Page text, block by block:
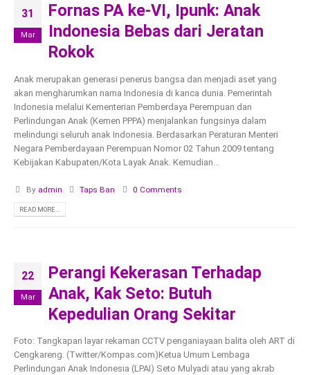
31
Mar
Fornas PA ke-VI, Ipunk: Anak
Indonesia Bebas dari Jeratan
Rokok
Anak merupakan generasi penerus bangsa dan menjadi aset yang
akan mengharumkan nama Indonesia di kanca dunia. Pemerintah
Indonesia melalui Kementerian Pemberdaya Perempuan dan
Perlindungan Anak (Kemen PPPA) menjalankan fungsinya dalam
melindungi seluruh anak Indonesia. Berdasarkan Peraturan Menteri
Negara Pemberdayaan Perempuan Nomor 02 Tahun 2009 tentang
Kebijakan Kabupaten/Kota Layak Anak. Kemudian...
By admin Taps Ban 0 Comments
READ MORE...
22
Mar
Perangi Kekerasan Terhadap
Anak, Kak Seto: Butuh
Kepedulian Orang Sekitar
Foto: Tangkapan layar rekaman CCTV penganiayaan balita oleh ART di
Cengkareng. (Twitter/Kompas.com)Ketua Umum Lembaga
Perlindungan Anak Indonesia (LPAI) Seto Mulyadi atau yang akrab